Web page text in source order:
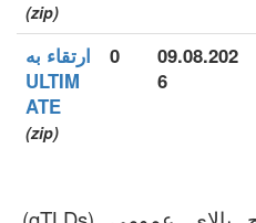
(zip)
09.08.202
6
0
ارتقاء به
ULTIM
ATE
(zip)